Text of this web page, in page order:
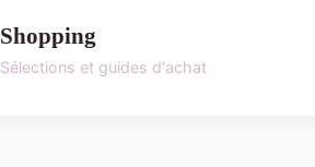
Shopping
Sélections et guides d'achat